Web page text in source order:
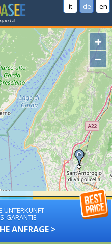
it de en
+
−
UNTERKUNFT
GARANTIE
ANFRAGE >